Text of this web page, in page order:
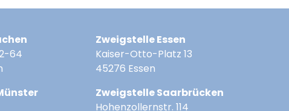
64
Zweigstelle Essen
Kaiser-Otto-Platz 13
45276 Essen
Zweigstelle Saarbrücken
Hohenzollernstr. 114